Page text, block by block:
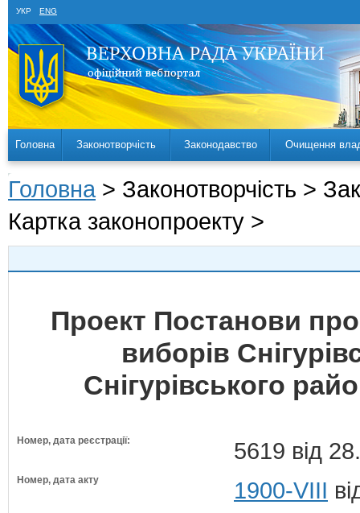
УКР ENG
Головна Законотворчість Законодавство Очищення
Головна > Законотворчість >
Картка законопроекту >
Проект Постанови
виборів
Снігурівського
Номер, дата реєстрації: 5619 від
Номер, дата акту 1900-VIII